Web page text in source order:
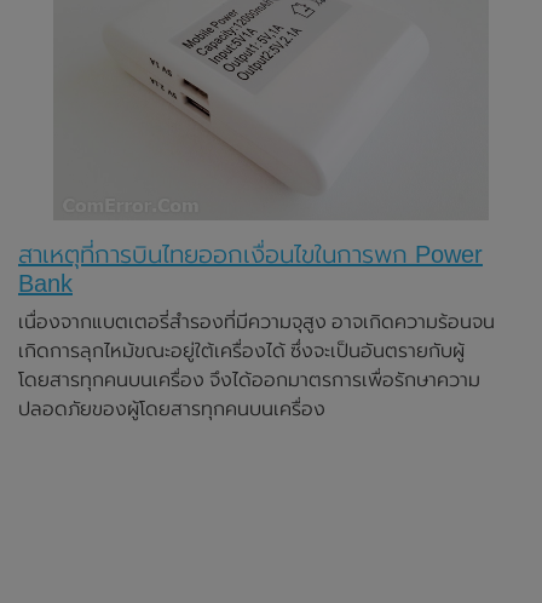
สาเหตุที่การบินไทยออกเงื่อนไขในการพก Power
Bank
เนื่องจากแบตเตอรี่สำรองที่มีความจุสูง อาจเกิดความร้อนจน
เกิดการลุกไหม้ขณะอยู่ใต้เครื่องได้ ซึ่งจะเป็นอันตรายกับผู้
โดยสารทุกคนบนเครื่อง จึงได้ออกมาตรการเพื่อรักษาความ
ปลอดภัยของผู้โดยสารทุกคนบนเครื่อง